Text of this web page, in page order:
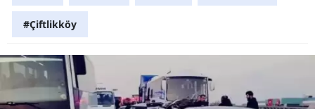
#Çiftlikköy